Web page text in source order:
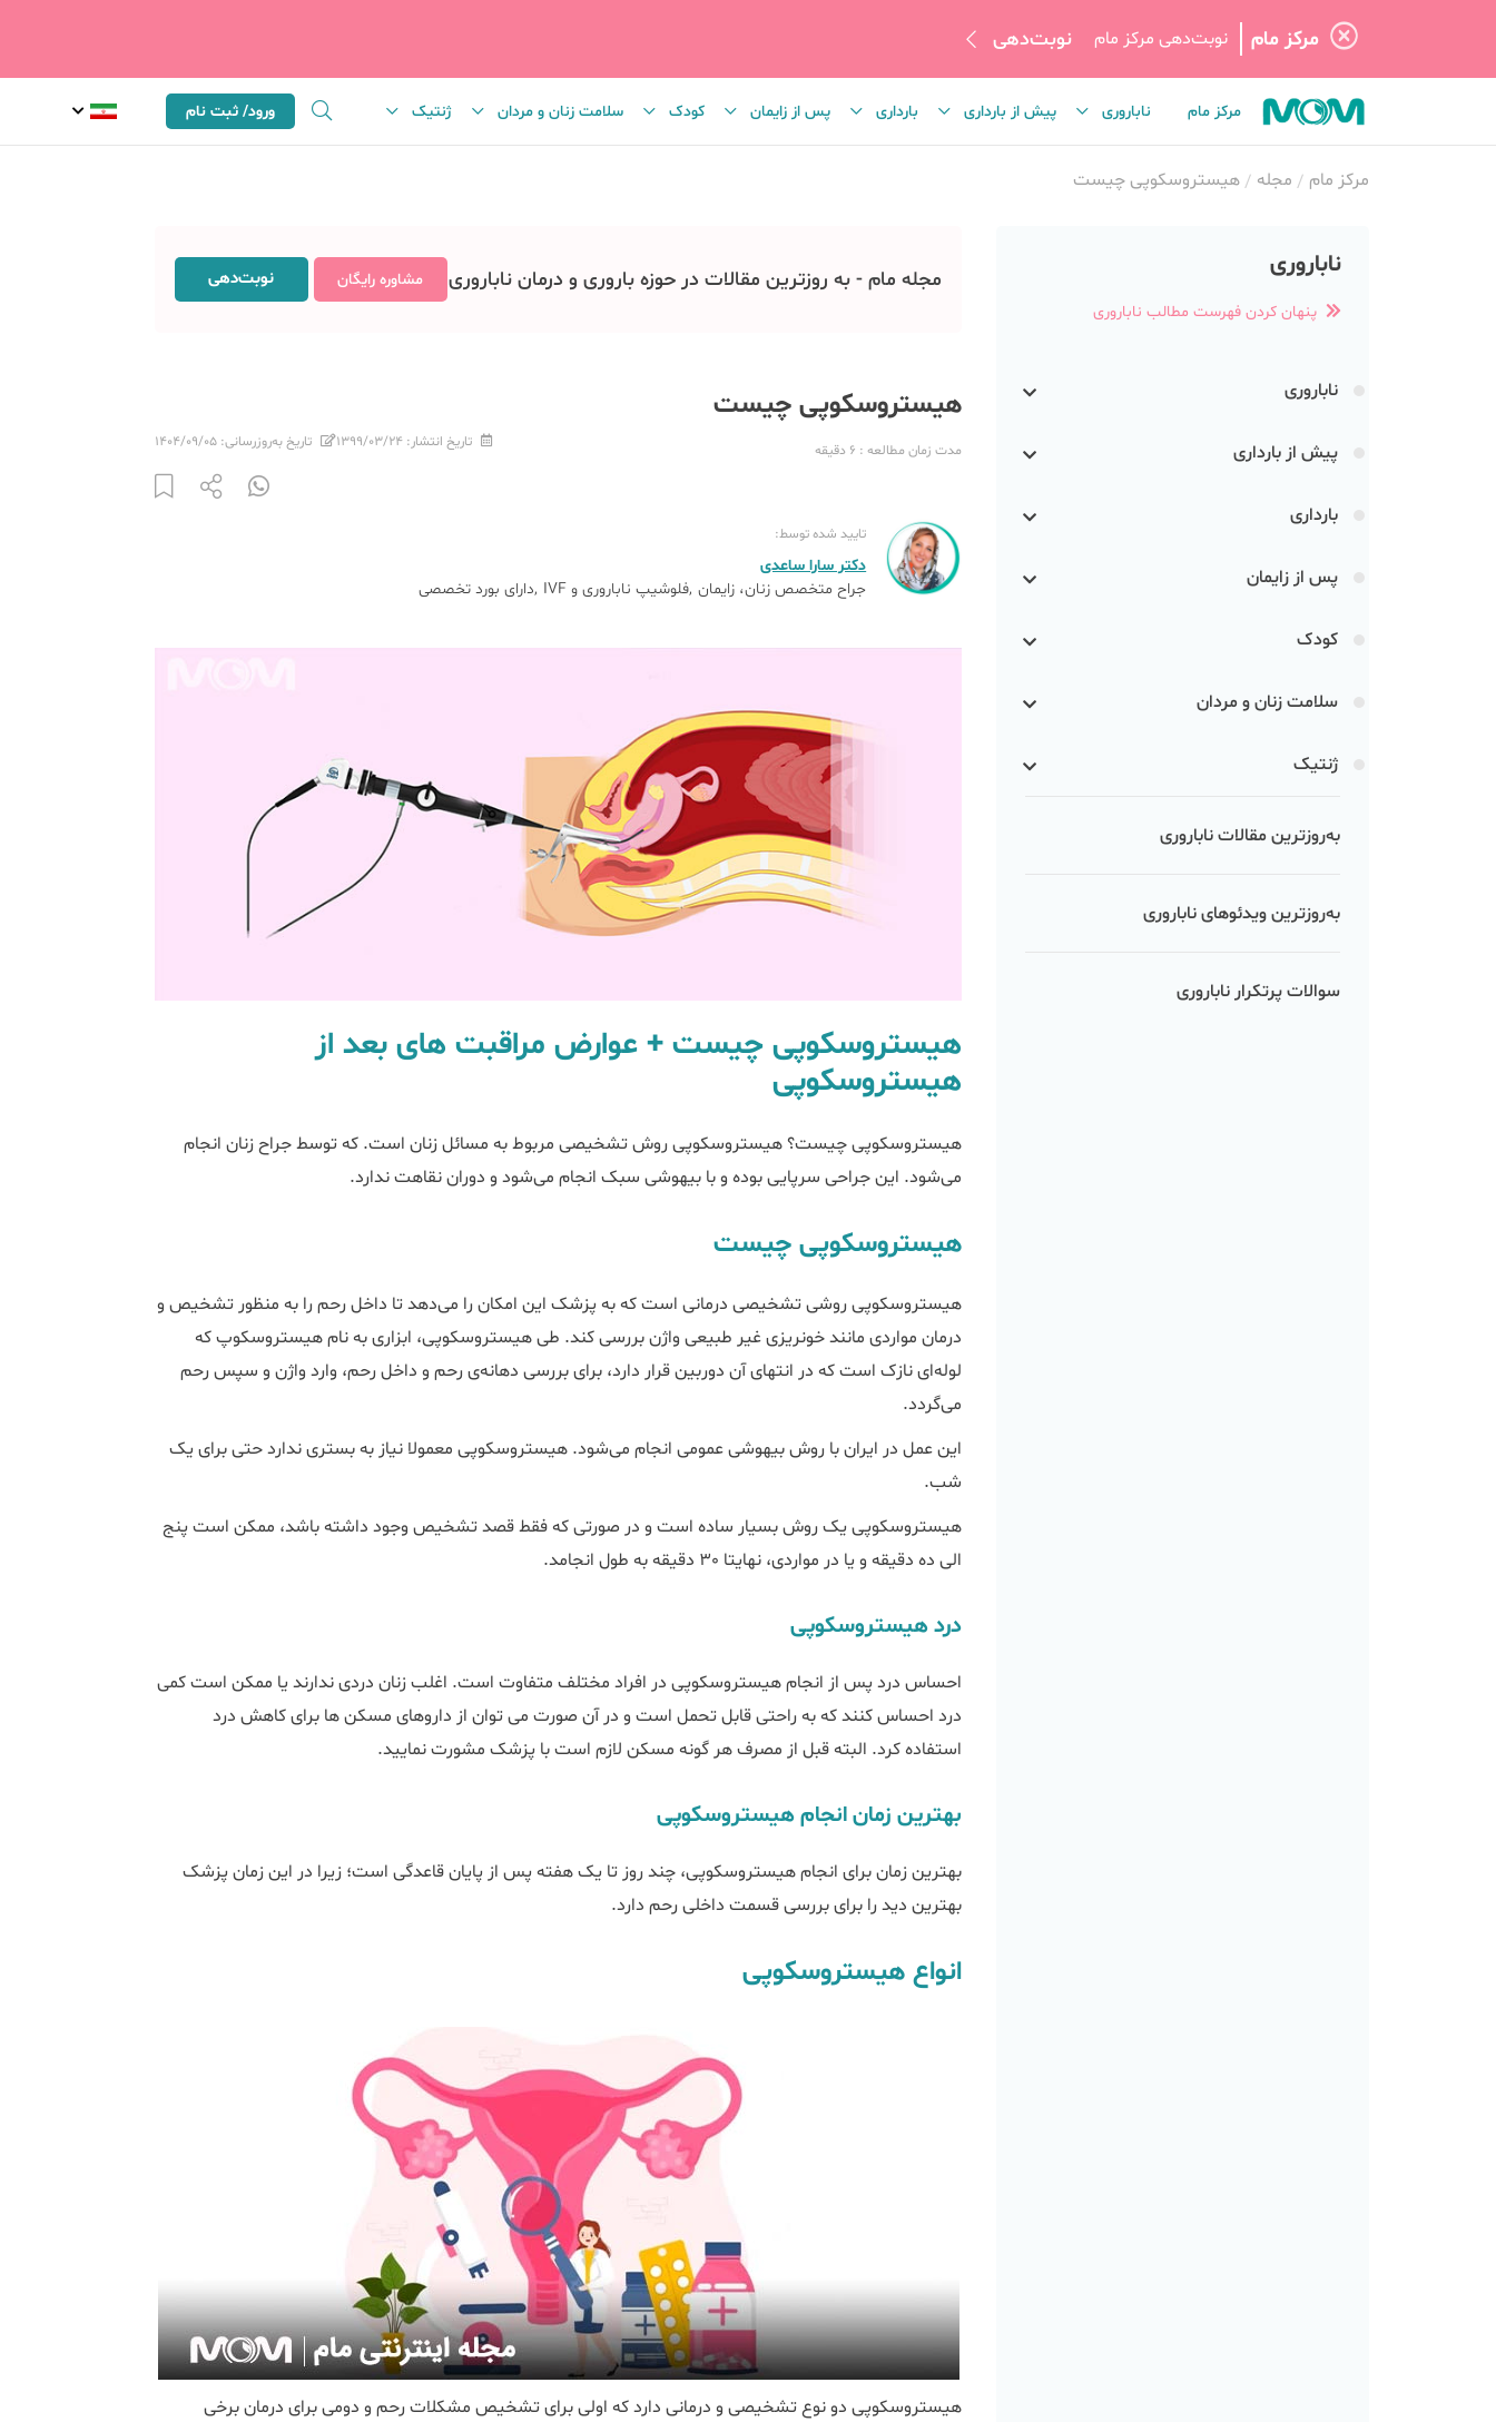
مرکز مام نوبت‌دهی مرکز مام نوبت‌دهی
مرکز مام ناباروری پیش از بارداری بارداری پس از زایمان کودک سلامت زنان و مردان ژنتیک ورود/ ثبت نام
مرکز مام مجله هیستروسکوپی چیست
ناباروری
پنهان کردن فهرست مطالب ناباروری
ناباروری
پیش از بارداری
بارداری
پس از زایمان
کودک
سلامت زنان و مردان
ژنتیک
به‌روزترین مقالات ناباروری
به‌روزترین ویدئوهای ناباروری
سوالات پرتکرار ناباروری
مجله مام - به روزترین مقالات در حوزه باروری و درمان ناباروری مشاوره رایگان نوبت‌دهی
هیستروسکوپی چیست
مدت زمان مطالعه: 6 دقیقه تاریخ انتشار:۱۳۹۹/۰۳/۲۴ تاریخ به‌روزرسانی:۱۴۰۴/۰۹/۰۵
تایید شده توسط:
دکتر سارا ساعدی
جراح متخصص زنان، زایمان فلوشیپ ناباروری و IVF دارای بورد تخصصی
هیستروسکوپی چیست + عوارض مراقبت های بعد از
هیستروسکوپی
هیستروسکوپی چیست؟ هیستروسکوپی روش تشخیصی مربوط به مسائل زنان است. که توسط جراح زنان انجام
می‌شود. این جراحی سرپایی بوده و با بیهوشی سبک انجام می‌شود و دوران نقاهت ندارد.
هیستروسکوپی چیست
هیستروسکوپی روشی تشخیصی درمانی‌ است که به پزشک این امکان را می‌دهد تا داخل رحم را به منظور تشخیص و
درمان مواردی مانند خونریزی غیر طبیعی واژن بررسی کند. طی هیستروسکوپی، ابزاری به نام هیستروسکوپ که
لوله‌ای نازک است که در انتهای آن دوربین قرار دارد، برای بررسی دهانه‌ی رحم و داخل رحم، وارد واژن و سپس رحم
می‌گردد.
این عمل در ایران با روش بیهوشی عمومی انجام می‌شود. هیستروسکوپی معمولا نیاز به بستری ندارد حتی برای یک
شب.
هیستروسکوپی یک روش بسیار ساده است و در صورتی که فقط قصد تشخیص وجود داشته باشد، ممکن است پنج
الی ده دقیقه و یا در مواردی، نهایتا 30 دقیقه به طول انجامد.
درد هیستروسکوپی
احساس درد پس از انجام هیستروسکوپی در افراد مختلف متفاوت است. اغلب زنان دردی ندارند یا ممکن است کمی
درد احساس کنند که به راحتی قابل تحمل است و در آن صورت می توان از داروهای مسکن ‌ها برای کاهش درد
استفاده کرد. البته قبل از مصرف هر گونه مسکن لازم است با پزشک مشورت نمایید.
بهترین زمان انجام هیستروسکوپی
بهترین زمان برای انجام هیستروسکوپی، چند روز تا یک هفته پس از پایان قاعدگی است؛ زیرا در این زمان پزشک
بهترین دید را برای بررسی قسمت داخلی رحم دارد.
انواع هیستروسکوپی
هیستروسکوپی دو نوع تشخیصی و درمانی دارد که اولی برای تشخیص مشکلات رحم و دومی برای درمان برخی